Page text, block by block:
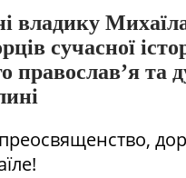
владику
сучасної
православ’я та